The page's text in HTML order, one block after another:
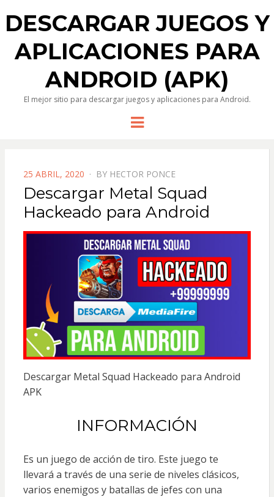
DESCARGAR JUEGOS Y
APLICACIONES PARA
ANDROID (APK)
El mejor sitio para descargar juegos y aplicaciones para Android.
Menu
POSTED
ON
25 ABRIL, 2020 BY HECTOR PONCE
Descargar Metal Squad
Hackeado para Android
Descargar Metal Squad Hackeado para Android
APK
INFORMACIÓN
Es un juego de acción de tiro. Este juego te
llevará a través de una serie de niveles clásicos,
varios enemigos y batallas de jefes con una